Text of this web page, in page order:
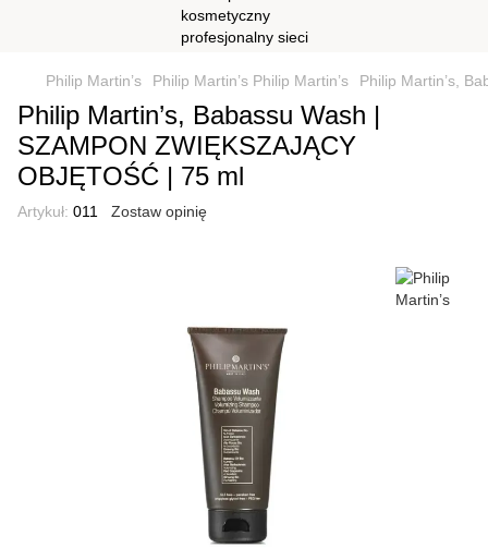
Philip Martin’s Philip Martin’s Philip Martin’s Philip Martin’s,
Philip Martin’s, Babassu Wash |
SZAMPON ZWIĘKSZAJĄCY
OBJĘTOŚĆ | 75 ml
Artykuł: 011 Zostaw opinię